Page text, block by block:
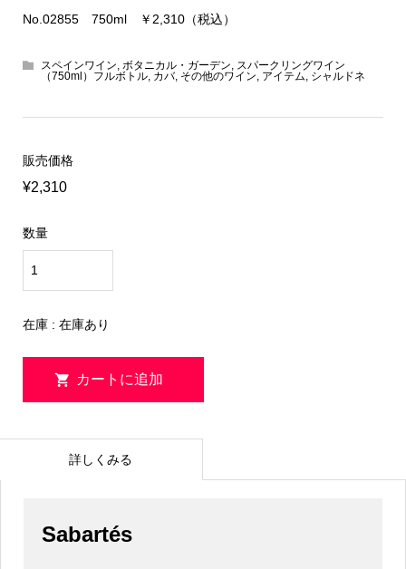
No.02855 750ml ￥2,310（税込）
スペインワイン ボタニカル・ガーデン
スパークリングワイン
（750ml）フルボトル, カバ, その他のワイン アイテム シャルドネ
販売価格
¥2,310
数量
在庫 : 在庫あり
詳しくみる
Sabartés